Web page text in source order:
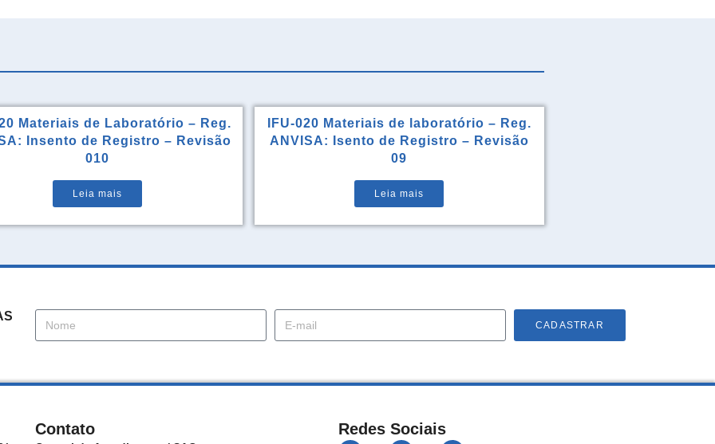
Materiais de Laboratório – Reg.
Insento de Registro – Revisão
010
Leia mais
IFU-020 Materiais de laboratório – Reg.
ANVISA: Isento de Registro – Revisão
09
Leia mais
CADASTRAR
Contato Redes Sociais